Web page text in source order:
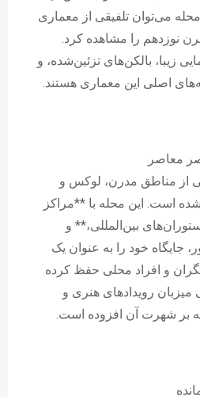
می‌توان تلفیقی از معماری
نوزدهم را مشاهده کرد.
زیبا، بالکن‌های تزئین‌شده، و
اصلی این معماری هستند.
معاصر
از مناطق مدرن، لوکس و
است. این محله با **مراکز
بین‌المللی،** و
جایگاه خود را به عنوان یک
و افراد محلی حفظ کرده
رویدادهای هنری و
بر شهرت آن افزوده است.